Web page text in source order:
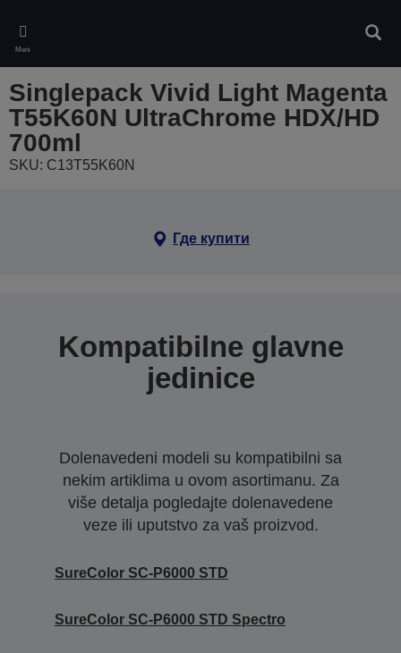
main
content
Meni
Singlepack Vivid Light Magenta
T55K60N UltraChrome HDX/HD
700ml
SKU: C13T55K60N
Где купити
Kompatibilne glavne
jedinice
Dolenavedeni modeli su kompatibilni sa
nekim artiklima u ovom asortimanu. Za
više detalja pogledajte dolenavedene
veze ili uputstvo za vaš proizvod.
SureColor SC-P6000 STD
SureColor SC-P6000 STD Spectro